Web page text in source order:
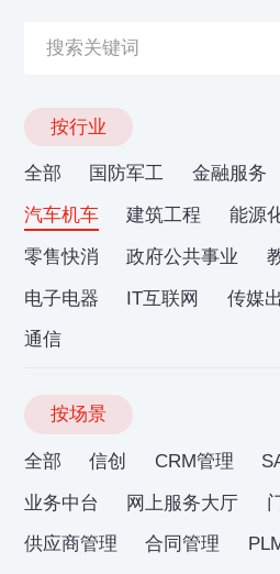
按行业
全部 国防军工 金融服务
汽车机车
建筑工程 能源
零售快消
政府公共事业
电子电器
IT互联网 传媒
通信
按场景
全部 信创 CRM管理
业务中台
网上服务大厅
供应商管理
合同管理